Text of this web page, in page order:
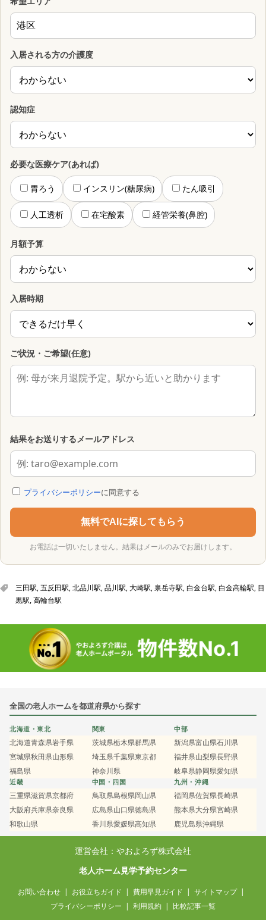
入居される方の介護度
認知症
必要な医療ケア(あれば)
胃ろう インスリン(糖尿病) たん吸引
人工透析 在宅酸素 経管栄養(鼻腔)
月額予算
入居時期
ご状況・ご希望(任意)
結果をお送りするメールアドレス
プライバシーポリシーに同意する
無料でAIに探してもらう
お電話は一切いたしません。結果はメールのみでお届けします。
三田駅,五反田駅,北品川駅,品川駅,大崎駅, 泉岳寺駅,白金台駅,白金高輪駅, 目
黒駅,高輪台駅
全国の老人ホームを都道府県から探す
北海道・東北
北海道青森県岩手県
宮城県秋田県山形県
福島県
関東
茨城県栃木県群馬県
埼玉県千葉県東京都
神奈川県
中部
新潟県富山県石川県
福井県山梨県長野県
岐阜県静岡県愛知県
近畿
三重県滋賀県京都府
大阪府兵庫県奈良県
和歌山県
中国・四国
鳥取県島根県岡山県
広島県山口県徳島県
香川県愛媛県高知県
九州・沖縄
福岡県佐賀県長崎県
熊本県大分県宮崎県
鹿児島県沖縄県
運営会社：やおよろず株式会社
老人ホーム見学予約センター
お問い合わせ お役立ちガイド 費用早見ガイド
サイトマップ
プライバシーポリシー
利用規約 比較記事一覧